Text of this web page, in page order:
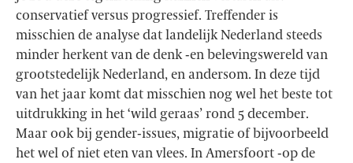
conservatief versus progressief. Treffender is
misschien de analyse dat landelijk Nederland steeds
minder herkent van de denk -en belevingswereld van
grootstedelijk Nederland, en andersom. In deze tijd
van het jaar komt dat misschien nog wel het beste tot
uitdrukking in het ‘wild geraas’ rond 5 december.
Maar ook bij gender-issues, migratie of bijvoorbeeld
het wel of niet eten van vlees. In Amersfoort -op de